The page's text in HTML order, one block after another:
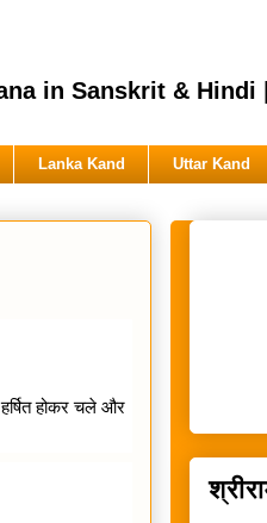
in Sanskrit & Hindi |
Lanka Kand Uttar Kand
होकर चले और